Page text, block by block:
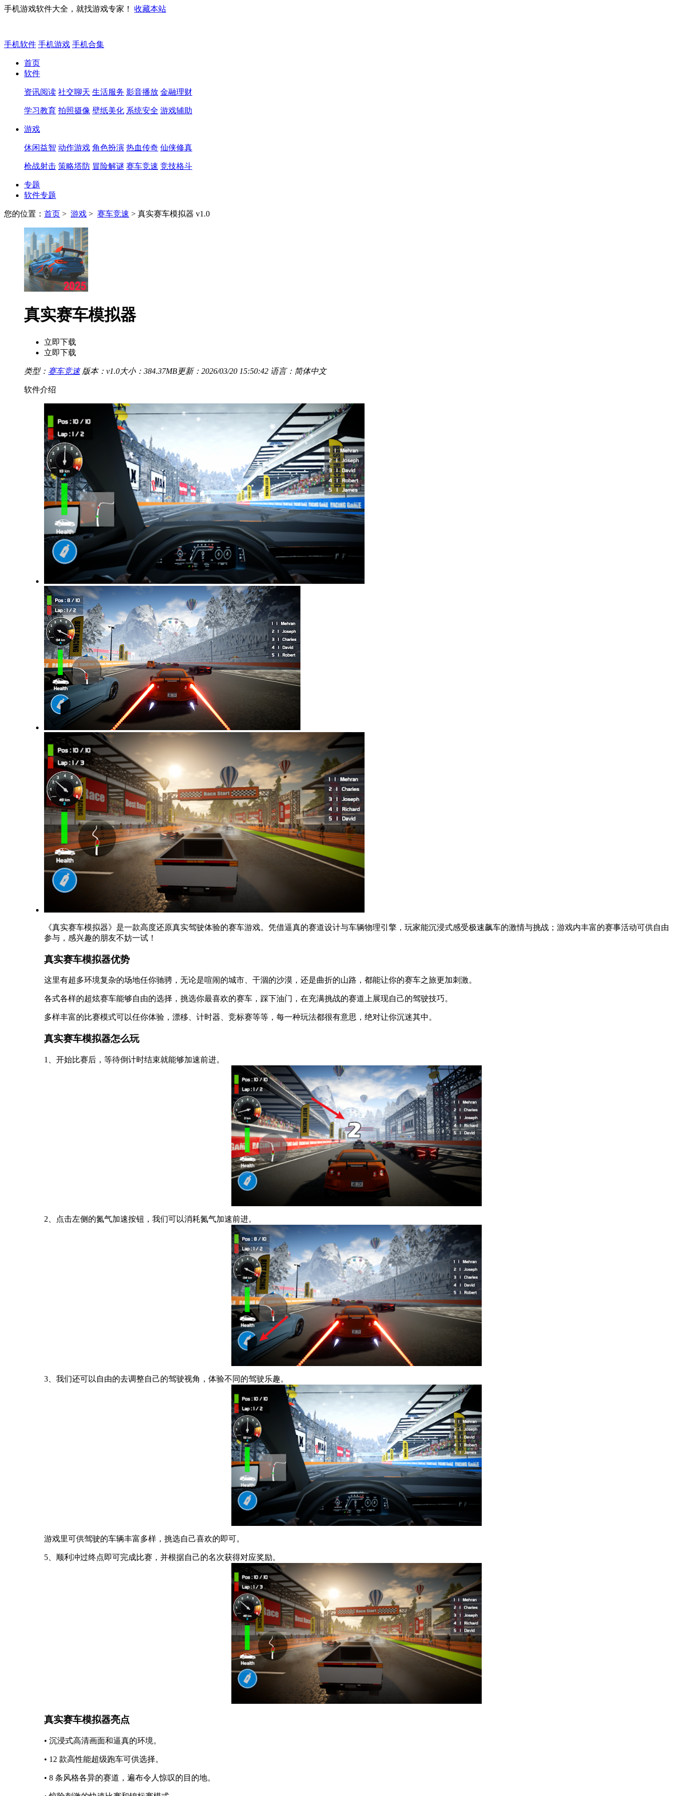
手机游戏软件大全，就找游戏专家！ 收藏本站
手机软件 手机游戏 手机合集
首页
软件
资讯阅读 社交聊天 生活服务 影音播放 金融理财
学习教育 拍照摄像 壁纸美化 系统安全 游戏辅助
游戏
休闲益智 动作游戏 角色扮演 热血传奇 仙侠修真
枪战射击 策略塔防 冒险解谜 赛车竞速 竞技格斗
专题
软件专题
您的位置： 首页 > 游戏 > 赛车竞速 > 真实赛车模拟器 v1.0
真实赛车模拟器
立即下载
立即下载
类型： 赛车竞速 版本：v1.0大小：384.37MB更新：2026/03/20 15:50:42 语言：简体中文
软件介绍
《真实赛车模拟器》是一款高度还原真实驾驶体验的赛车游戏。凭借逼真的赛道设计与车辆物理引擎，玩家能沉浸式感受极速飙车的激情与挑战；游戏内丰富的赛事活动可供自由
参与，感兴趣的朋友不妨一试！
真实赛车模拟器优势
这里有超多环境复杂的场地任你驰骋，无论是喧闹的城市、干涸的沙漠，还是曲折的山路，都能让你的赛车之旅更加刺激。
各式各样的超炫赛车能够自由的选择，挑选你最喜欢的赛车，踩下油门，在充满挑战的赛道上展现自己的驾驶技巧。
多样丰富的比赛模式可以任你体验，漂移、计时器、竞标赛等等，每一种玩法都很有意思，绝对让你沉迷其中。
真实赛车模拟器怎么玩
1、开始比赛后，等待倒计时结束就能够加速前进。
2、点击左侧的氮气加速按钮，我们可以消耗氮气加速前进。
3、我们还可以自由的去调整自己的驾驶视角，体验不同的驾驶乐趣。
游戏里可供驾驶的车辆丰富多样，挑选自己喜欢的即可。
5、顺利冲过终点即可完成比赛，并根据自己的名次获得对应奖励。
真实赛车模拟器亮点
• 沉浸式高清画面和逼真的环境。
• 12 款高性能超级跑车可供选择。
• 8 条风格各异的赛道，遍布令人惊叹的目的地。